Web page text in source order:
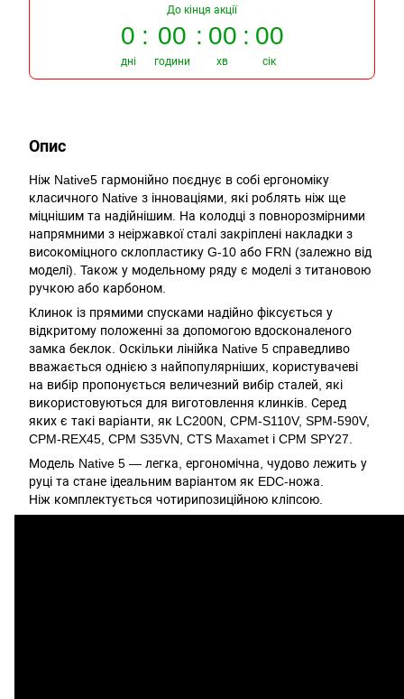
До кінця акції
0
дні
00
години
00
хв
00
сік
Опис
Ніж Native5 гармонійно поєднує в собі ергономіку
класичного Native з інноваціями, які роблять ніж ще
міцнішим та надійнішим. На колодці з повнорозмірними
напрямними з неіржавкої сталі закріплені накладки з
високоміцного склопластику G-10 або FRN (залежно від
моделі). Також у модельному ряду є моделі з титановою
ручкою або карбоном.
Клинок із прямими спусками надійно фіксується у
відкритому положенні за допомогою вдосконаленого
замка беклок. Оскільки лінійка Native 5 справедливо
вважається однією з найпопулярніших, користувачеві
на вибір пропонується величезний вибір сталей, які
використовуються для виготовлення клинків. Серед
яких є такі варіанти, як LC200N, CPM-S110V, SPM-590V,
CPM-REX45, CPM S35VN, CTS Maxamet і CPM SPY27.
Модель Native 5 — легка, ергономічна, чудово лежить у
руці та стане ідеальним варіантом як EDC-ножа.
Ніж комплектується чотирипозиційною кліпсою.